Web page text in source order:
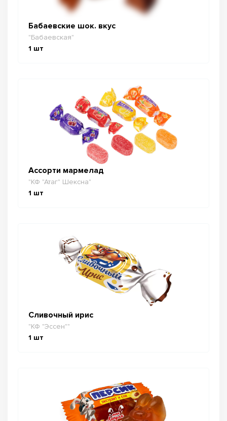
Бабаевские шок. вкус
"Бабаевская"
1 шт
Ассорти мармелад
"КФ "Атаг" Шексна"
1 шт
Сливочный ирис
"КФ "Эссен""
1 шт